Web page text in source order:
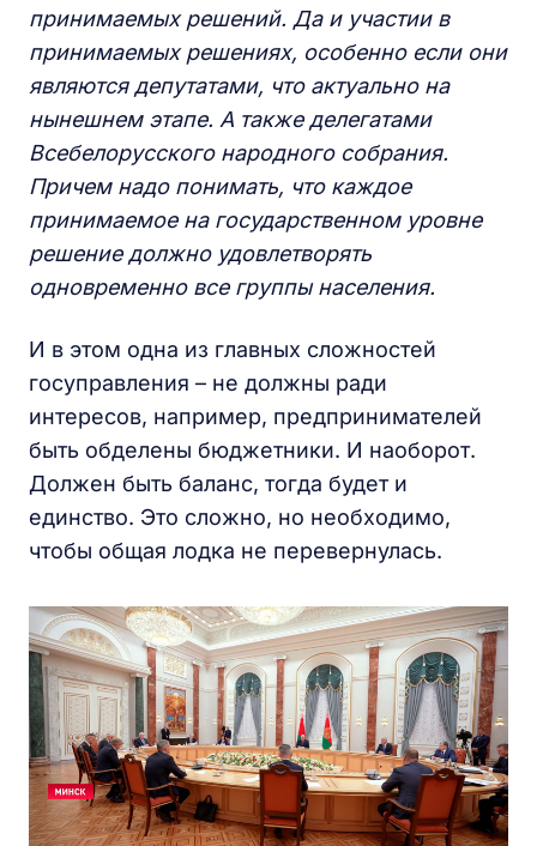
принимаемых решений. Да и участии в
принимаемых решениях, особенно если они
являются депутатами, что актуальнона
нынешнем этапе. А также делегатами
Всебелорусскогонародного собрания.
Причем надо понимать, что каждое
принимаемое на государственном уровне
решение должно удовлетворять
одновременно все группы населения.
И в этом одна из главных сложностей
госуправления – не должны ради
интересов, например, предпринимателей
быть обделены бюджетники. И наоборот.
Должен быть баланс, тогда будет и
единство. Это сложно, но необходимо,
чтобы общая лодка не перевернулась.